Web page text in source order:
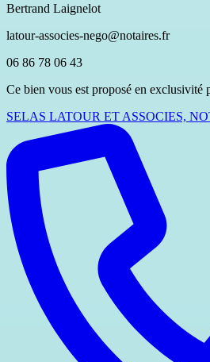
Bertrand Laignelot
latour-associes-nego@notaires.fr
06 86 78 06 43
Ce bien vous est proposé en exclusivité
SELAS LATOUR ET ASSOCIES,